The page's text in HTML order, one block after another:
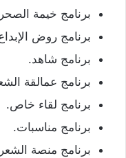
برنامج خيمة
برنامج روض
برنامج شاهد.
برنامج عمالقة
برنامج لقاء خاص.
برنامج مناسبات.
برنامج منصة